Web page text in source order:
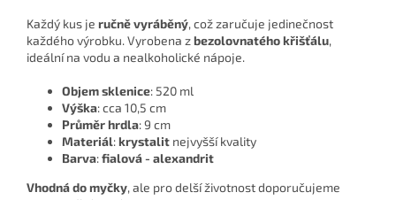
Každý kus je ručně vyráběný, což zaručuje jedinečnost
každého výrobku. Vyrobena zbezolovnatého křišťálu,
ideální na vodu a nealkoholické nápoje.
Objem sklenice: 520 ml
Výška: cca 10,5 cm
Průměr hrdla: 9 cm
Materiál:krystalit nejvyšší kvality
Barva:fialová - alexandrit
Vhodná do myčky, ale pro delší životnost doporučujeme